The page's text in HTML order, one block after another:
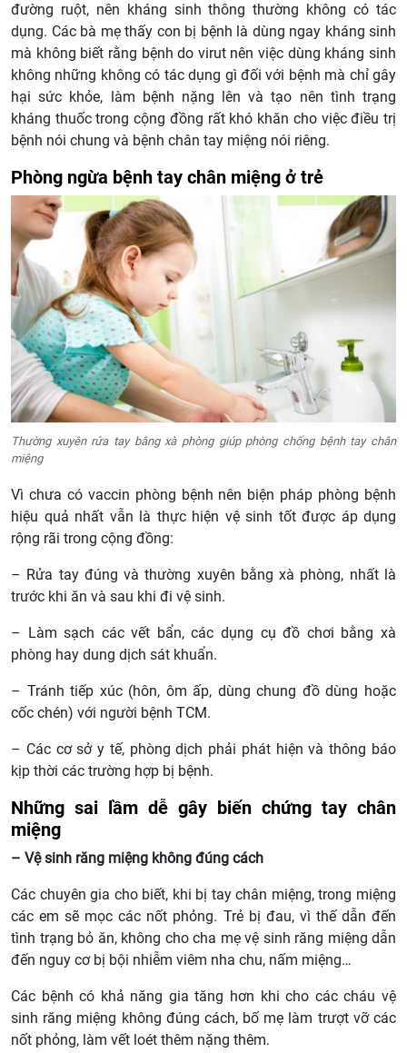
đường ruột, nên kháng sinh thông thường không có tác
dụng. Các bà mẹ thấy con bị bệnh là dùng ngay kháng sinh
mà không biết rằng bệnh do virut nên việc dùng kháng sinh
không những không có tác dụng gì đối với bệnh mà chỉ gây
hại sức khỏe, làm bệnh nặng lên và tạo nên tình trạng
kháng thuốc trong cộng đồng rất khó khăn cho việc điều trị
bệnh nói chung và bệnh chân tay miệng nói riêng.
Phòng ngừa bệnh tay chân miệng ở trẻ
Thường xuyên rửa tay bằng xà phòng giúp phòng chống bệnh tay chân
miệng
Vì chưa có vaccin phòng bệnh nên biện pháp phòng bệnh
hiệu quả nhất vẫn là thực hiện vệ sinh tốt được áp dụng
rộng rãi trong cộng đồng:
– Rửa tay đúng và thường xuyên bằng xà phòng, nhất là
trước khi ăn và sau khi đi vệ sinh.
– Làm sạch các vết bẩn, các dụng cụ đồ chơi bằng xà
phòng hay dung dịch sát khuẩn.
– Tránh tiếp xúc (hôn, ôm ấp, dùng chung đồ dùng hoặc
cốc chén) với người bệnh TCM.
– Các cơ sở y tế, phòng dịch phải phát hiện và thông báo
kịp thời các trường hợp bị bệnh.
Những sai lầm dễ gây biến chứng tay chân
miệng
– Vệ sinh răng miệng không đúng cách
Các chuyên gia cho biết, khi bị tay chân miệng, trong miệng
các em sẽ mọc các nốt phỏng. Trẻ bị đau, vì thế dẫn đến
tình trạng bỏ ăn, không cho cha mẹ vệ sinh răng miệng dẫn
đến nguy cơ bị bội nhiễm viêm nha chu, nấm miệng…
Các bệnh có khả năng gia tăng hơn khi cho các cháu vệ
sinh răng miệng không đúng cách, bố mẹ làm trượt vỡ các
nốt phỏng, làm vết loét thêm nặng thêm.